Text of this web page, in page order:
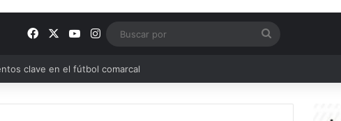
FacebookYouTube
Instagram
continúan perfilando sus plantillas